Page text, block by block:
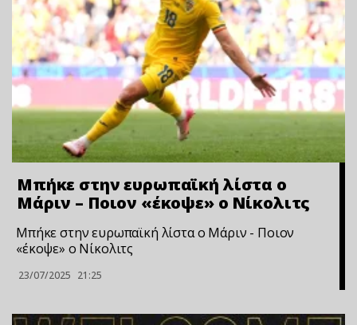
Μπήκε στην ευρωπαϊκή λίστα ο
Μάριν – Ποιον «έκοψε» ο Νίκολιτς
Μπήκε στην ευρωπαϊκή λίστα ο Μάριν - Ποιον
«έκοψε» ο Νίκολιτς
23/07/2025 21:25